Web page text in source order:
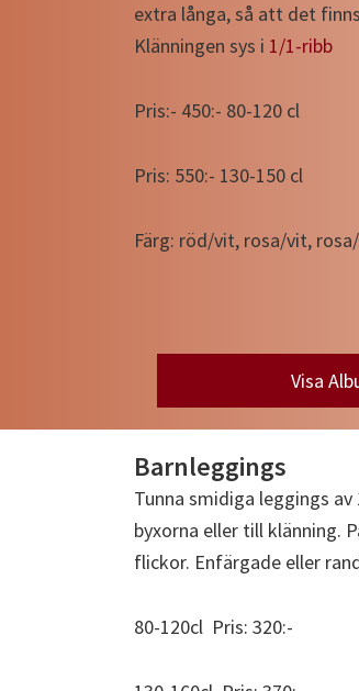
extra långa, så att det
Klänningen sys i 1/1-ribb
Pris:- 450:- 80-120 cl
Pris: 550:- 130-150 cl
Färg: röd/vit, rosa/vit,
Visa
Barnleggings
Tunna smidiga leggings
byxorna eller till klänning.
flickor. Enfärgade eller
80-120cl Pris: 320:-